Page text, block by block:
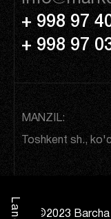
L
a
n
+ 998 97
+ 998 97
MANZIL:
Toshkent sh.,
©2023 Barcha